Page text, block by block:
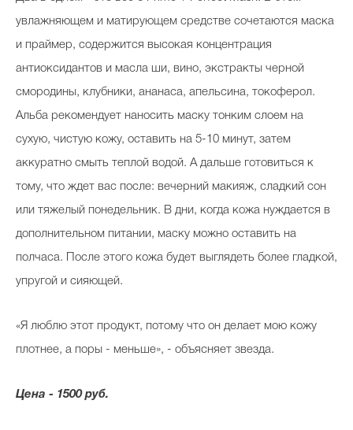
увлажняющем и матирующем средстве сочетаются маска
и праймер, содержится высокая концентрация
антиоксидантов и масла ши, вино, экстракты черной
смородины, клубники, ананаса, апельсина, токоферол.
Альба рекомендует наносить маску тонким слоем на
сухую, чистую кожу, оставить на 5-10 минут, затем
аккуратно смыть теплой водой. А дальше готовиться к
тому, что ждет вас после: вечерний макияж, сладкий сон
или тяжелый понедельник. В дни, когда кожа нуждается в
дополнительном питании, маску можно оставить на
полчаса. После этого кожа будет выглядеть более гладкой,
упругой и сияющей.
«Я люблю этот продукт, потому что он делает мою кожу
плотнее, а поры - меньше», - объясняет звезда.
Цена - 1500 руб.